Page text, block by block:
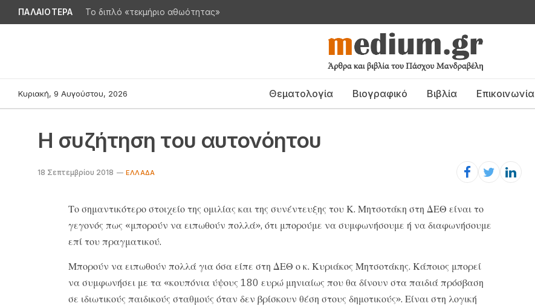
ΠΑΛΑΙΟΤΕΡΑ Το διπλό «τεκμήριο αθωότητας»
Κυριακή, 9 Αυγούστου, 2026 Θεματολογία Βιογραφικό Βιβλία Επικοινωνία
Η συζήτηση του αυτονόητου
18 Σεπτεμβρίου 2018 ΕΛΛΆΔΑ
Το σημαντικότερο στοιχείο της ομιλίας και της συνέντευξης του Κ. Μητσοτάκη στη ΔΕΘ είναι το
γεγονός πως «μπορούν να ειπωθούν πολλά», ότι μπορούμε να συμφωνήσουμε ή να διαφωνήσουμε
επί του πραγματικού.
Μπορούν να ειπωθούν πολλά για όσα είπε στη ΔΕΘ ο κ. Κυριάκος Μητσοτάκης. Κάποιος μπορεί
να συμφωνήσει με τα «κουπόνια ύψους 180 ευρώ μηνιαίως που θα δίνουν στα παιδιά πρόσβαση
σε ιδιωτικούς παιδικούς σταθμούς όταν δεν βρίσκουν θέση στους δημοτικούς». Είναι στη λογική